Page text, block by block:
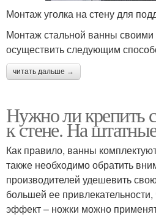
Монтаж уголка на стену для
Монтаж стальной ванны
осуществить следующим
читать дальше →
Нужно ли крепить
к стене. На
Как правило, ванны
также необходимо обратить
производителей удешевить
большей ее
эффект – ножки можно